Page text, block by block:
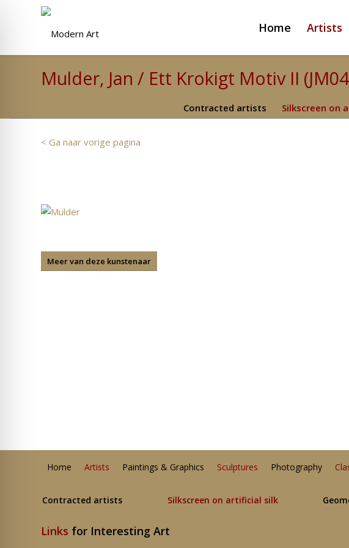
Home Artists
Mulder, Jan / Ett Krokigt Motiv II
Contracted artists Silkscreen on
< Ga naar vorige pagina
Meer van deze kunstenaar
Home Artists Paintings & Graphics Sculptures Photography
Contracted artists Silkscreen on artificial silk
Links for Interesting Art